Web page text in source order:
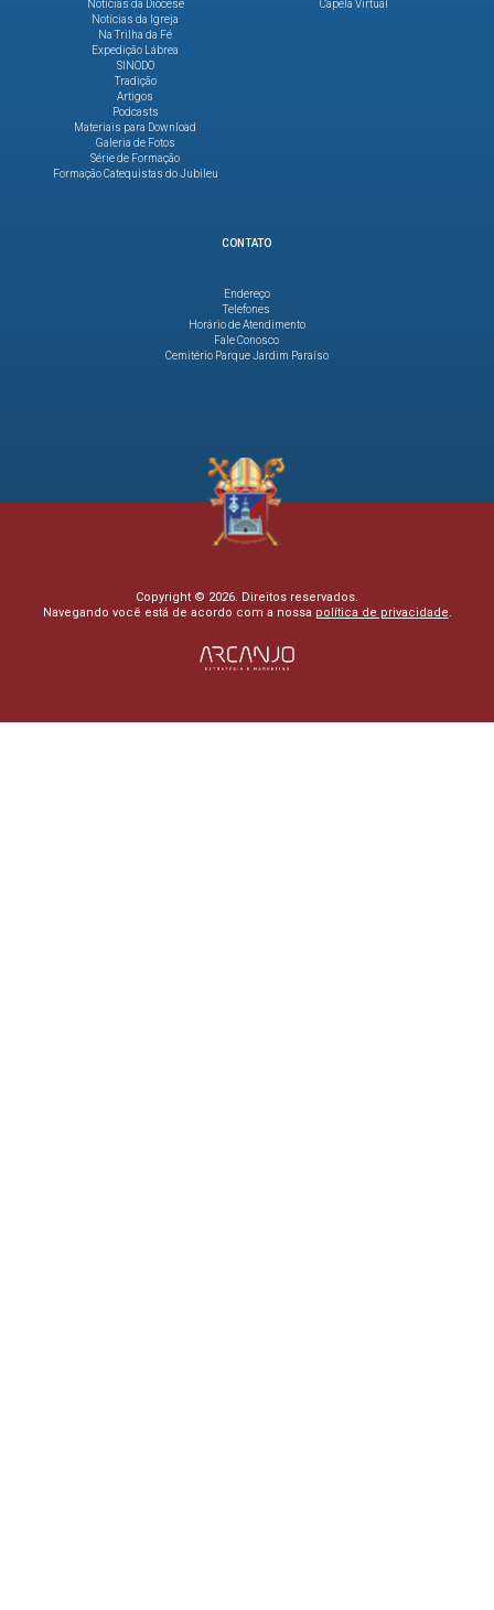
Notícias da Diocese
Notícias da Igreja
Na Trilha da Fé
Expedição Lábrea
SINODO
Tradição
Artigos
Podcasts
Materiais para Download
Galeria de Fotos
Série de Formação
Formação Catequistas do Jubileu
Capela Virtual
CONTATO
Endereço
Telefones
Horário de Atendimento
Fale Conosco
Cemitério Parque Jardim Paraíso
Copyright © 2026. Direitos reservados.
Navegando você está de acordo com a nossa política de privacidade